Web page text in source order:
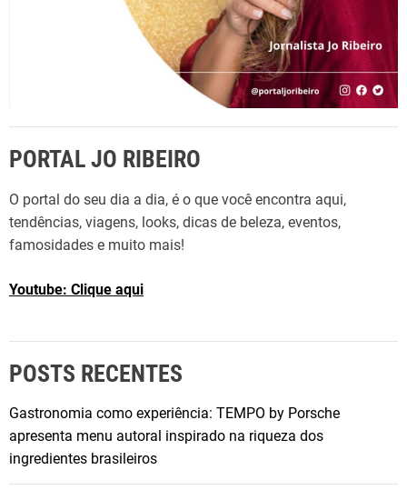
PORTAL JO RIBEIRO
O portal do seu dia a dia, é o que você encontra aqui,
tendências, viagens, looks, dicas de beleza, eventos,
famosidades e muito mais!
Youtube: Clique aqui
POSTS RECENTES
Gastronomia como experiência: TEMPO by Porsche
apresenta menu autoral inspirado na riqueza dos
ingredientes brasileiros